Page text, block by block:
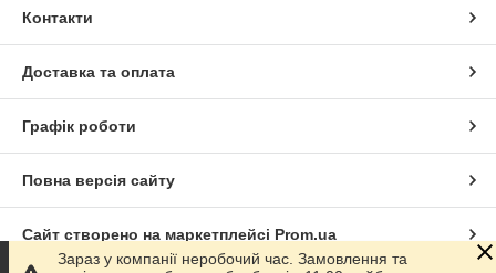
Контакти
Доставка та оплата
Графік роботи
Повна версія сайту
Сайт створено на маркетплейсі Prom.ua
Зараз у компанії неробочий час. Замовлення та